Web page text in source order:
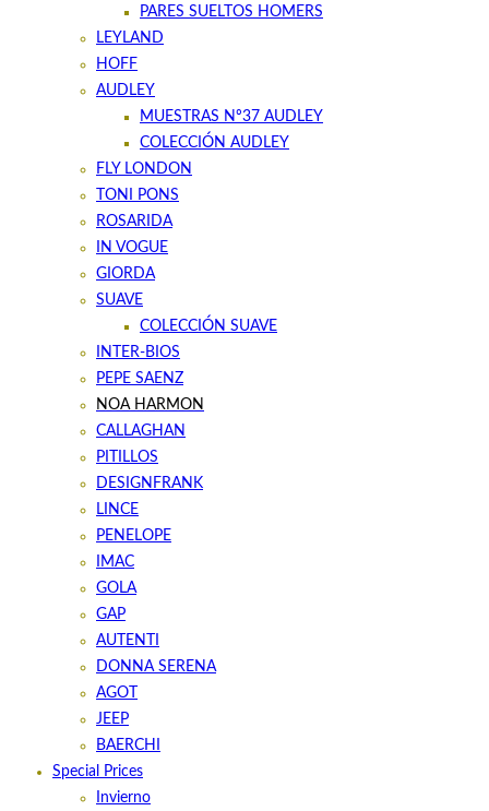
PARES SUELTOS HOMERS
LEYLAND
HOFF
AUDLEY
MUESTRAS Nº37 AUDLEY
COLECCIÓN AUDLEY
FLY LONDON
TONI PONS
ROSARIDA
IN VOGUE
GIORDA
SUAVE
COLECCIÓN SUAVE
INTER-BIOS
PEPE SAENZ
NOA HARMON
CALLAGHAN
PITILLOS
DESIGNFRANK
LINCE
PENELOPE
IMAC
GOLA
GAP
AUTENTI
DONNA SERENA
AGOT
JEEP
BAERCHI
Special Prices
Invierno